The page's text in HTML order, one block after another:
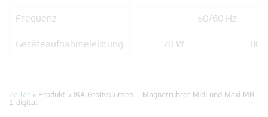
Frequenz 50/60 Hz
Geräteaufnahmeleistung 70 W 80
Zeller » Produkt »
IKA Großvolumen – Magnetrührer Midi und Maxi MR
1 digital